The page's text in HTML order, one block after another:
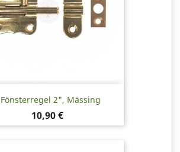
Fönsterregel 2", Mässing
Pris
10,90 €